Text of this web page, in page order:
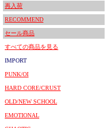
再入荷
RECOMMEND
セール商品
すべての商品を見る
IMPORT
PUNK/OI
HARD CORE/CRUST
OLD/NEW SCHOOL
EMOTIONAL